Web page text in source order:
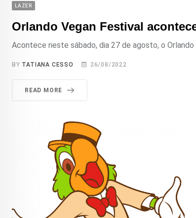
LAZER
Orlando Vegan Festival
Acontece neste sábado, dia 27 de agosto, o
BY TATIANA CESSO 26/08/2022
READ MORE